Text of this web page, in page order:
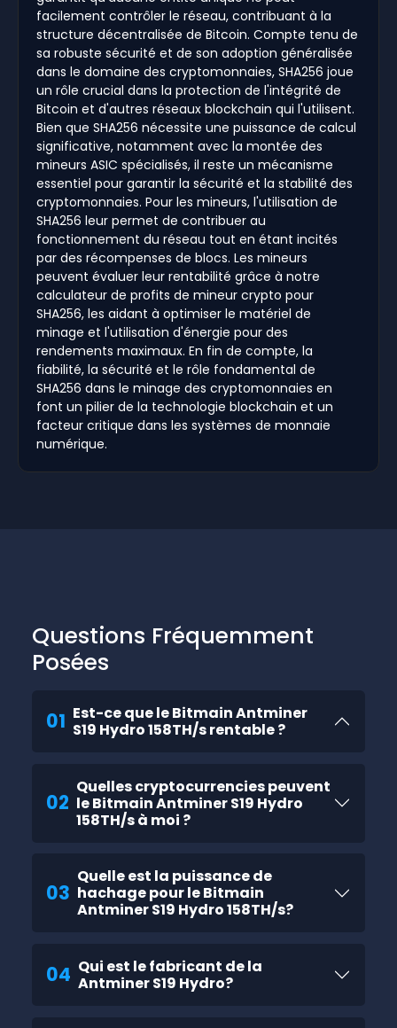
facilement contrôler le réseau, contribuant à la
structure décentralisée de Bitcoin. Compte tenu de
sa robuste sécurité et de son adoption généralisée
dans le domaine des cryptomonnaies, SHA256 joue
un rôle crucial dans la protection de l'intégrité de
Bitcoin et d'autres réseaux blockchain qui l'utilisent.
Bien que SHA256 nécessite une puissance de calcul
significative, notamment avec la montée des
mineurs ASIC spécialisés, il reste un mécanisme
essentiel pour garantir la sécurité et la stabilité des
cryptomonnaies. Pour les mineurs, l'utilisation de
SHA256 leur permet de contribuer au
fonctionnement du réseau tout en étant incités
par des récompenses de blocs. Les mineurs
peuvent évaluer leur rentabilité grâce à notre
calculateur de profits de mineur crypto pour
SHA256, les aidant à optimiser le matériel de
minage et l'utilisation d'énergie pour des
rendements maximaux. En fin de compte, la
fiabilité, la sécurité et le rôle fondamental de
SHA256 dans le minage des cryptomonnaies en
font un pilier de la technologie blockchain et un
facteur critique dans les systèmes de monnaie
numérique.
Questions Fréquemment
Posées
01 Est-ce que le Bitmain Antminer
S19 Hydro 158TH/s rentable ?
02
Quelles cryptocurrencies peuvent
le Bitmain Antminer S19 Hydro
158TH/s à moi ?
03
Quelle est la puissance de
hachage pour le Bitmain
Antminer S19 Hydro 158TH/s?
04 Qui est le fabricant de la
Antminer S19 Hydro?